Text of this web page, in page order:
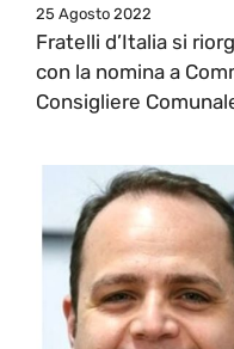
25 Agosto 2022
Fratelli d’Italia si
con la nomina a
Consigliere